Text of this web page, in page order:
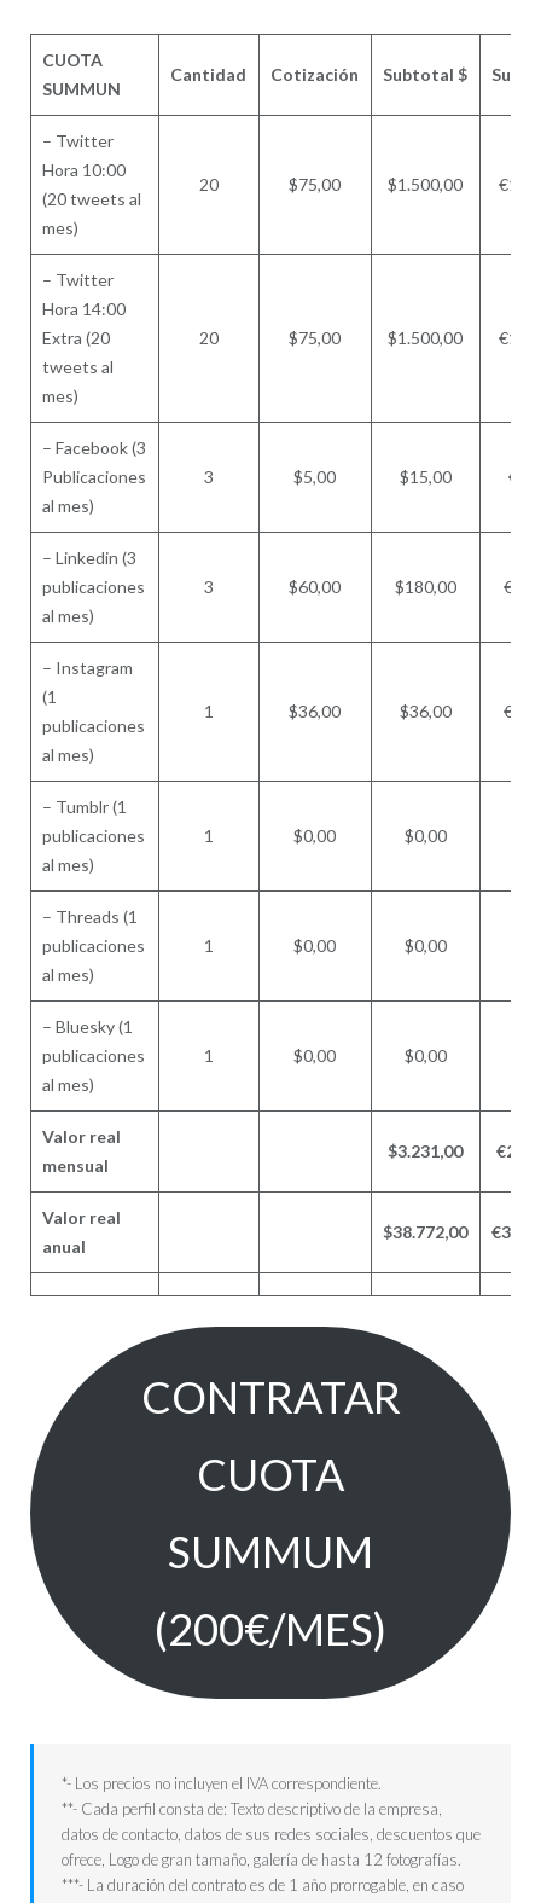
CUOTA
SUMMUN
Cantidad Cotización Subtotal $
– Twitter
Hora 10:00
(20 tweets al
mes)
20 $75,00 $1.500,00
– Twitter
Hora 14:00
Extra (20
tweets al
mes)
20 $75,00 $1.500,00
– Facebook (3
Publicaciones
al mes)
3 $5,00 $15,00
– Linkedin (3
publicaciones
al mes)
3 $60,00 $180,00
– Instagram
(1
publicaciones
al mes)
1 $36,00 $36,00
– Tumblr (1
publicaciones
al mes)
1 $0,00 $0,00
– Threads (1
publicaciones
al mes)
1 $0,00 $0,00
– Bluesky (1
publicaciones
al mes)
1 $0,00 $0,00
Valor real
mensual
$3.231,00
Valor real
anual
$38.772,00
CONTRATAR
CUOTA
SUMMUM
(200€/MES)
*- Los precios no incluyen el IVA correspondiente.
**- Cada perfil consta de: Texto descriptivo de la empresa,
datos de contacto, datos de sus redes sociales, descuentos que
ofrece, Logo de gran tamaño, galería de hasta 12 fotografías.
***- La duración del contrato es de 1 año prorrogable, en caso